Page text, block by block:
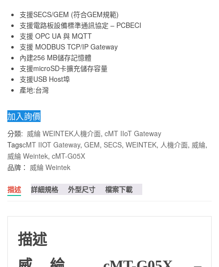
支援SECS/GEM (符合GEM規範)
支援電路板設備標準通訊協定 – PCBECI
支援 OPC UA 與 MQTT
支援 MODBUS TCP/IP Gateway
內建256 MB儲存記憶體
支援microSD卡擴充儲存容量
支援USB Host埠
產地:台灣
加入詢價
分類: 威綸 WEINTEK人機介面, cMT IIoT Gateway
TagscMT IIOT Gateway, GEM, SECS, WEINTEK, 人機介面, 威綸,
威綸 Weintek, cMT-G05X
品牌： 威綸 Weintek
描述 詳細規格 外型尺寸 檔案下載
描述